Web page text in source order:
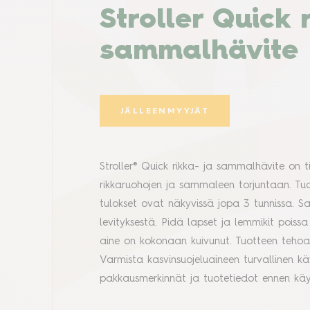
Stroller
JÄLLEENMYYJÄT
Stroller® Quick rikka- ja sammalhävite
rikkaruohojen ja sammaleen torjuntaan.
tulokset ovat näkyvissä jopa 3 tunnissa.
levityksestä. Pidä lapset ja lemmikit
aine on kokonaan kuivunut. Tuotteen
Varmista kasvinsuojeluaineen turvallinen
pakkausmerkinnät ja tuotetiedot ennen